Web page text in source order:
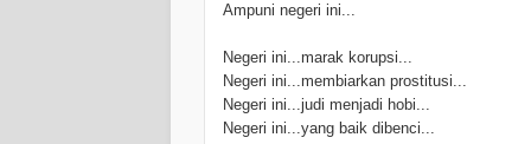
Ampuni negeri ini...
Negeri ini...marak korupsi...
Negeri ini...membiarkan prostitusi...
Negeri ini...judi menjadi hobi...
Negeri ini...yang baik dibenci...